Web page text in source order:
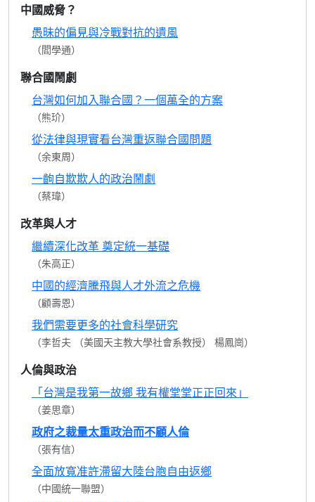
中國威脅？
愚昧的偏見與冷戰對抗的遺風
（閻學通）
聯合國鬧劇
台灣如何加入聯合國？一個萬全的方案
（熊玠）
從法律與現實看台灣重返聯合國問題
（余東周）
一齣自欺欺人的政治鬧劇
（蔡瑋）
改革與人才
繼續深化改革 奠定統一基礎
（朱高正）
中國的經濟騰飛與人才外流之危機
（顧壽恩）
我們需要更多的社會科學研究
（李哲夫 （美國天主教大學社會系教授） 楊鳳崗）
人倫與政治
「台灣是我第一故鄉 我有權堂堂正正回來」
（姜思章）
政府之裁量太重政治而不顧人倫
（張有信）
全面放寬准許滯留大陸台胞自由返鄉
（中國統一聯盟）